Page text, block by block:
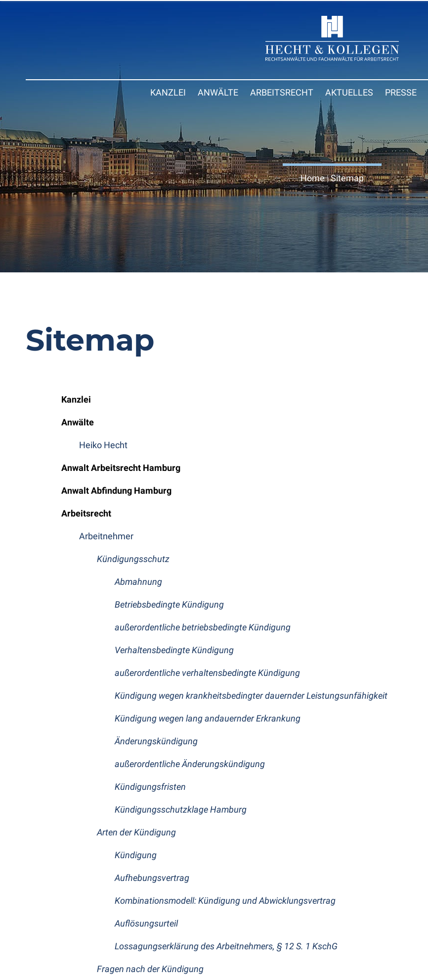
KANZLEI ANWÄLTE ARBEITSRECHT AKTUELLES PRESSE
Home|Sitemap
Sitemap
Kanzlei
Anwälte
Heiko Hecht
Anwalt Arbeitsrecht Hamburg
Anwalt Abfindung Hamburg
Arbeitsrecht
Arbeitnehmer
Kündigungsschutz
Abmahnung
Betriebsbedingte Kündigung
außerordentliche betriebsbedingte Kündigung
Verhaltensbedingte Kündigung
außerordentliche verhaltensbedingte Kündigung
Kündigung wegen krankheitsbedingter dauernder Leistungsunfähigkeit
Kündigung wegen lang andauernder Erkrankung
Änderungskündigung
außerordentliche Änderungskündigung
Kündigungsfristen
Kündigungsschutzklage Hamburg
Arten der Kündigung
Kündigung
Aufhebungsvertrag
Kombinationsmodell: Kündigung und Abwicklungsvertrag
Auflösungsurteil
Lossagungserklärung des Arbeitnehmers, § 12 S. 1 KschG
Fragen nach der Kündigung